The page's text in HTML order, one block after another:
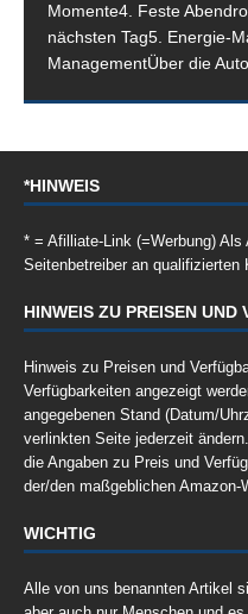
Momente4. Feste
nächsten Tag5. Energie-
ManagementÜber die
*HINWEIS
* = Afilliate-Link (=Werbung)
Seitenbetreiber an qualifizierten
HINWEIS ZU PREISEN UND
Hinweis zu Preisen und
Verfügbarkeiten angezeigt
angegebenen Stand (Datum/
verlinkten Seite jederzeit
die Angaben zu Preis und
der/den maßgeblichen
WICHTIG
Alle von uns benannten Artikel